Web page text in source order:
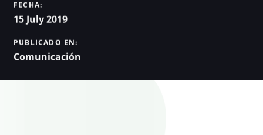
FECHA:
15 July 2019
PUBLICADO EN:
Comunicación